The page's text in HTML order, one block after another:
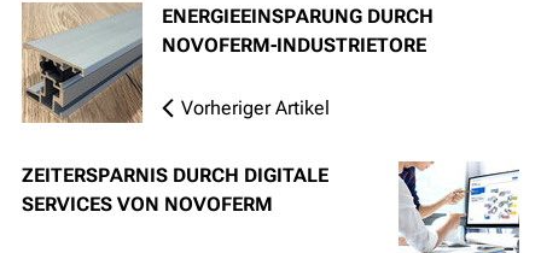
ENERGIEEINSPARUNG DURCH
NOVOFERM-INDUSTRIETORE
Vorheriger Artikel
ZEITERSPARNIS DURCH DIGITALE
SERVICES VON NOVOFERM